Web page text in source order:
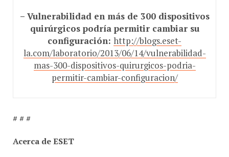
– Vulnerabilidad en más de 300 dispositivos
quirúrgicos podría permitir cambiar su
configuración: http://blogs.eset-
la.com/laboratorio/2013/06/14/vulnerabilidad-
mas-300-dispositivos-quirurgicos-podria-
permitir-cambiar-configuracion/
# # #
Acerca de ESET